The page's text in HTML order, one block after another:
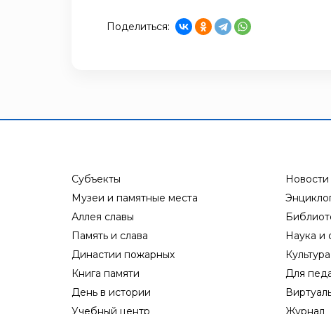
Поделиться:
Субъекты
Музеи и памятные места
Аллея славы
Память и слава
Династии пожарных
Книга памяти
День в истории
Учебный центр
Новости
Наука и
Для
Журнал